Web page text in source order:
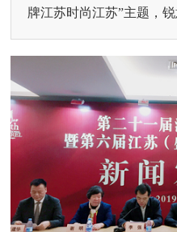
牌江苏时尚江苏”主题，
日（...